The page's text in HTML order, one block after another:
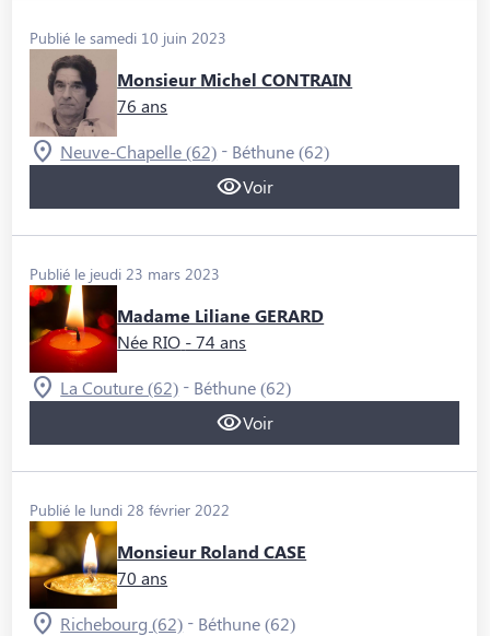
Publié le samedi 10 juin 2023
Monsieur Michel CONTRAIN
76 ans
Neuve-Chapelle (62) - Béthune (62)
Voir
Publié le jeudi 23 mars 2023
Madame Liliane GERARD
Née RIO - 74 ans
La Couture (62) - Béthune (62)
Voir
Publié le lundi 28 février 2022
Monsieur Roland CASE
70 ans
Richebourg (62) - Béthune (62)